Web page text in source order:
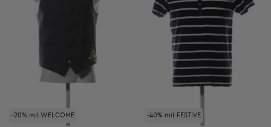
-20% mit WELCOME -40% mit FESTIVE